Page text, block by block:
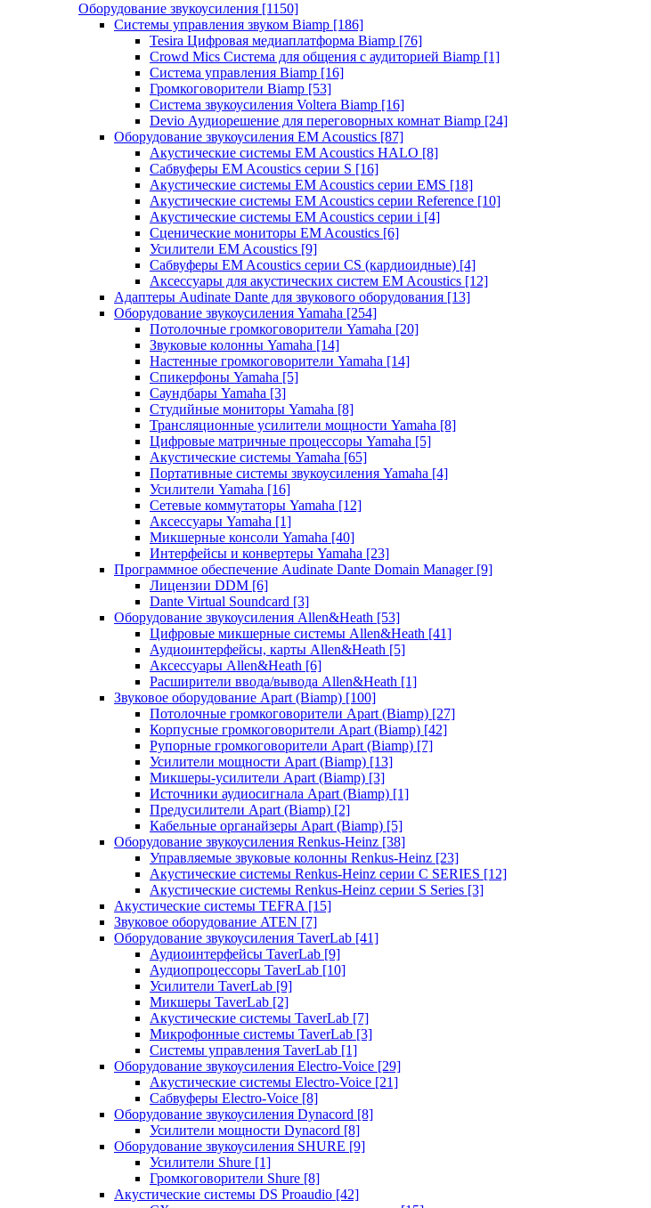
Оборудование звукоусиления [1150]
Системы управления звуком Biamp [186]
Tesira Цифровая медиаплатформа Biamp [76]
Crowd Mics Система для общения с аудиторией Biamp [1]
Система управления Biamp [16]
Громкоговорители Biamp [53]
Система звукоусиления Voltera Biamp [16]
Devio Аудиорешение для переговорных комнат Biamp [24]
Оборудование звукоусиления EM Acoustics [87]
Акустические системы EM Acoustics HALO [8]
Сабвуферы EM Acoustics серии S [16]
Акустические системы EM Acoustics серии EMS [18]
Акустические системы EM Acoustics серии Reference [10]
Акустические системы EM Acoustics серии i [4]
Сценические мониторы EM Acoustics [6]
Усилители EM Acoustics [9]
Сабвуферы EM Acoustics серии CS (кардиоидные) [4]
Аксессуары для акустических систем EM Acoustics [12]
Адаптеры Audinate Dante для звукового оборудования [13]
Оборудование звукоусиления Yamaha [254]
Потолочные громкоговорители Yamaha [20]
Звуковые колонны Yamaha [14]
Настенные громкоговорители Yamaha [14]
Спикерфоны Yamaha [5]
Саундбары Yamaha [3]
Студийные мониторы Yamaha [8]
Трансляционные усилители мощности Yamaha [8]
Цифровые матричные процессоры Yamaha [5]
Акустические системы Yamaha [65]
Портативные системы звукоусиления Yamaha [4]
Усилители Yamaha [16]
Сетевые коммутаторы Yamaha [12]
Аксессуары Yamaha [1]
Микшерные консоли Yamaha [40]
Интерфейсы и конвертеры Yamaha [23]
Программное обеспечение Audinate Dante Domain Manager [9]
Лицензии DDM [6]
Dante Virtual Soundcard [3]
Оборудование звукоусиления Allen&Heath [53]
Цифровые микшерные системы Allen&Heath [41]
Аудиоинтерфейсы, карты Allen&Heath [5]
Аксессуары Allen&Heath [6]
Расширители ввода/вывода Allen&Heath [1]
Звуковое оборудование Apart (Biamp) [100]
Потолочные громкоговорители Apart (Biamp) [27]
Корпусные громкоговорители Apart (Biamp) [42]
Рупорные громкоговорители Apart (Biamp) [7]
Усилители мощности Apart (Biamp) [13]
Микшеры-усилители Apart (Biamp) [3]
Источники аудиосигнала Apart (Biamp) [1]
Предусилители Apart (Biamp) [2]
Кабельные органайзеры Apart (Biamp) [5]
Оборудование звукоусиления Renkus-Heinz [38]
Управляемые звуковые колонны Renkus-Heinz [23]
Акустические системы Renkus-Heinz серии C SERIES [12]
Акустические системы Renkus-Heinz серии S Series [3]
Акустические системы TEFRA [15]
Звуковое оборудование ATEN [7]
Оборудование звукоусиления TaverLab [41]
Аудиоинтерфейсы TaverLab [9]
Аудиопроцессоры TaverLab [10]
Усилители TaverLab [9]
Микшеры TaverLab [2]
Акустические системы TaverLab [7]
Микрофонные системы TaverLab [3]
Системы управления TaverLab [1]
Оборудование звукоусиления Electro-Voice [29]
Акустические системы Electro-Voice [21]
Сабвуферы Electro-Voice [8]
Оборудование звукоусиления Dynacord [8]
Усилители мощности Dynacord [8]
Оборудование звукоусиления SHURE [9]
Усилители Shure [1]
Громкоговорители Shure [8]
Акустические системы DS Proaudio [42]